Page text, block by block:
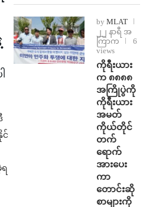
င်
by MLAT
၂၂ နာရီ အ
ကြာက
6
views
ကိုရီးယား
က ၈၈၈၈
အကြိုပွဲကို
ကိုရီးယား
အမတ်
ကိုယ်တိုင်
တက်
ရောက်
အားပေး
ကာ
တောင်းဆို
စာများကို